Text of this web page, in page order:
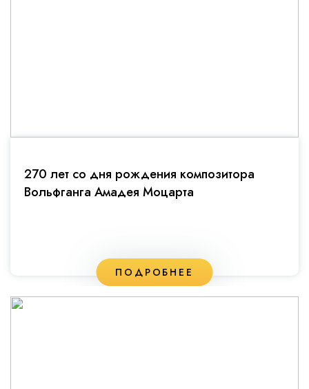
270 лет со дня рождения композитора
Вольфганга Амадея Моцарта
ПОДРОБНЕЕ